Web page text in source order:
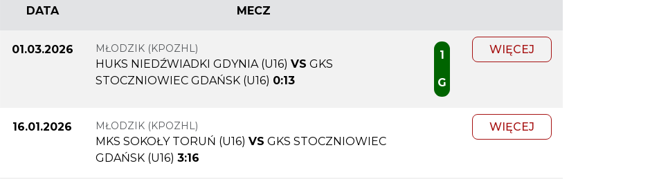
DATA MECZ
01.03.2026 MŁODZIK (KPOZHL)
HUKS NIEDŹWIADKI GDYNIA (U16) VS GKS
STOCZNIOWIEC GDAŃSK (U16) 0:13
1
G
WIĘCEJ
16.01.2026 MŁODZIK (KPOZHL)
MKS SOKOŁY TORUŃ (U16) VS GKS STOCZNIOWIEC
GDAŃSK (U16) 3:16
WIĘCEJ